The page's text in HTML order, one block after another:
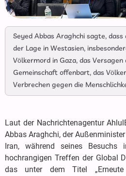
Seyed Abbas Araghchi sagte,
der Lage in Westasien,
Völkermord in Gaza, das
Gemeinschaft offenbart, das
Verbrechen gegen die
Laut der Nachrichtenagentur
Abbas Araghchi, der
Iran, während seines
hochrangigen Treffen der Global
das unter dem Titel